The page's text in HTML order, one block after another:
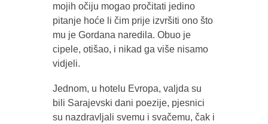
mojih očiju mogao pročitati jedino
pitanje hoće li čim prije izvršiti ono što
mu je Gordana naredila. Obuo je
cipele, otišao, i nikad ga više nisamo
vidjeli.
Jednom, u hotelu Evropa, valjda su
bili Sarajevski dani poezije, pjesnici
su nazdravljali svemu i svačemu, čak i